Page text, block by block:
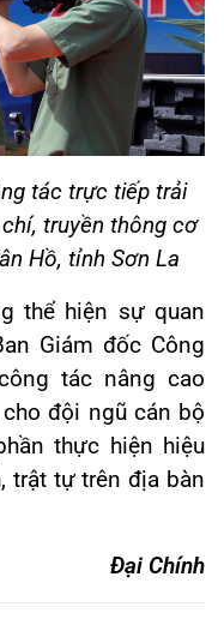
tác trực tiếp trải
truyền thông cơ
Hồ, tỉnh Sơn La
thể hiện sự quan
Giám đốc Công
tác nâng cao
đội ngũ cán bộ
thực hiện hiệu
trật tự trên địa bàn
Đại Chính